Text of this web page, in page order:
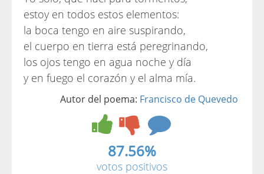
estoy en todos estos elementos:
la boca tengo en aire suspirando,
el cuerpo en tierra está peregrinando,
los ojos tengo en agua noche y día
y en fuego el corazón y el alma mía.
Autor del poema: Francisco de Quevedo
87.56%
votos positivos